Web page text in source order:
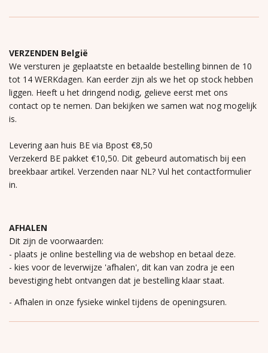
VERZENDEN België
We versturen je geplaatste en betaalde bestelling binnen de 10
tot 14 WERKdagen. Kan eerder zijn als we het op stock hebben
liggen. Heeft u het dringend nodig, gelieve eerst met ons
contact op te nemen. Dan bekijken we samen wat nog mogelijk
is.
Levering aan huis BE via Bpost €8,50
Verzekerd BE pakket €10,50. Dit gebeurd automatisch bij een
breekbaar artikel. Verzenden naar NL? Vul het contactformulier
in.
AFHALEN
Dit zijn de voorwaarden:
- plaats je online bestelling via de webshop en betaal deze.
- kies voor de leverwijze 'afhalen', dit kan van zodra je een
bevestiging hebt ontvangen dat je bestelling klaar staat.
- Afhalen in onze fysieke winkel tijdens de openingsuren.